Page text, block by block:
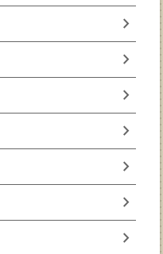
chevron_right
chevron_right
chevron_right
chevron_right
chevron_right
chevron_right
chevron_right